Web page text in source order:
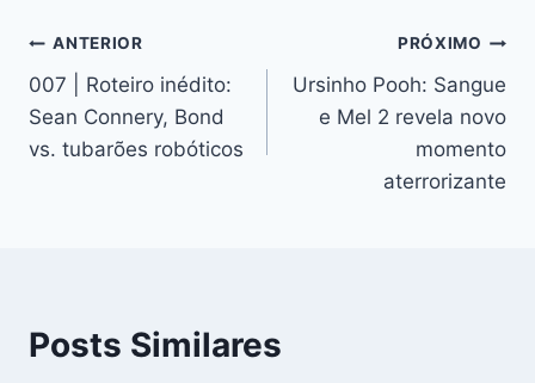
Navegação
de
Post
ANTERIOR
007 | Roteiro inédito:
Sean Connery, Bond
vs. tubarões robóticos
PRÓXIMO
Ursinho Pooh: Sangue
e Mel 2 revela novo
momento
aterrorizante
Posts Similares